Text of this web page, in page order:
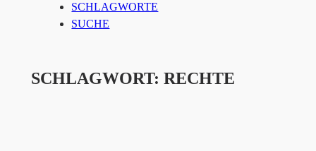
SCHLAGWORTE
SUCHE
SCHLAGWORT: RECHTE